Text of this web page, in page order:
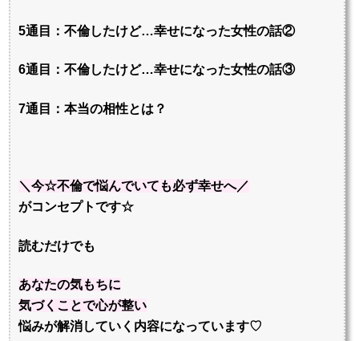
5通目：不倫したけど…幸せになった女性の話②
6通目：不倫したけど…幸せになった女性の話③
7通目：本当の相性とは？
＼今☆不倫で悩んでいても必ず幸せへ／
がコンセプトです☆
読むだけでも
あなたの気もちに
気づくことで心が整い
悩みが解消していく内容になっています♡